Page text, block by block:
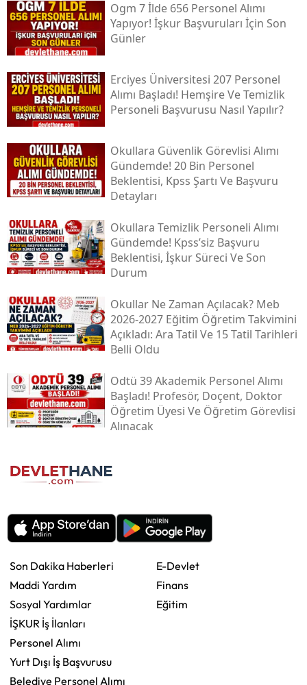
Ogm 7 İlde 656 Personel Alımı
Yapıyor! İşkur Başvuruları İçin Son
Günler
Erciyes Üniversitesi 207 Personel
Alımı Başladı! Hemşire Ve Temizlik
Personeli Başvurusu Nasıl Yapılır?
Okullara Güvenlik Görevlisi Alımı
Gündemde! 20 Bin Personel
Beklentisi, Kpss Şartı Ve Başvuru
Detayları
Okullara Temizlik Personeli Alımı
Gündemde! Kpss’siz Başvuru
Beklentisi, İşkur Süreci Ve Son
Durum
Okullar Ne Zaman Açılacak? Meb
2026-2027 Eğitim Öğretim Takvimini
Açıkladı: Ara Tatil Ve 15 Tatil Tarihleri
Belli Oldu
Odtü 39 Akademik Personel Alımı
Başladı! Profesör, Doçent, Doktor
Öğretim Üyesi Ve Öğretim Görevlisi
Alınacak
Son Dakika Haberleri
Maddi Yardım
Sosyal Yardımlar
İŞKUR İş İlanları
Personel Alımı
Yurt Dışı İş Başvurusu
Belediye Personel Alımı
E-Devlet
Finans
Eğitim